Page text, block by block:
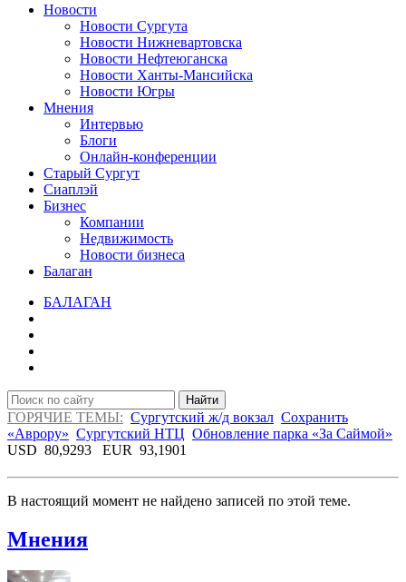
Новости
Новости Сургута
Новости Нижневартовска
Новости Нефтеюганска
Новости Ханты-Мансийска
Новости Югры
Мнения
Интервью
Блоги
Онлайн-конференции
Старый Сургут
Сиаплэй
Бизнес
Компании
Недвижимость
Новости бизнеса
Балаган
БАЛАГАН
Найти
ГОРЯЧИЕ ТЕМЫ: Сургутский ж/д вокзал Сохранить
«Аврору» Сургутский НТЦ Обновление парка «За Саймой»
USD 80,9293 EUR 93,1901
В настоящий момент не найдено записей по этой теме.
Мнения